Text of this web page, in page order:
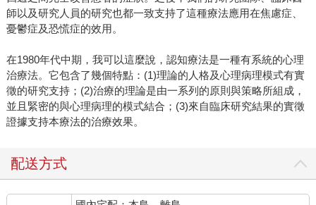
師以及研究人員的研究也都一致支持了這種療法應用在焦慮症、
憂鬱症及恐慌症的效用。
在1980年代中期，我可以這麼說，認知療法是一種有系統的心理
治療法。它包含了幾個特點：(1)理論的人格及心理病理模式有實
徵的研究支持；(2)治療的理論是由一系列的原則與策略所組成，
並且緊密的與心理病理的模式結合；(3)來自臨床研究結果的實徵
證據支持本療法的治療效果。
配送方式